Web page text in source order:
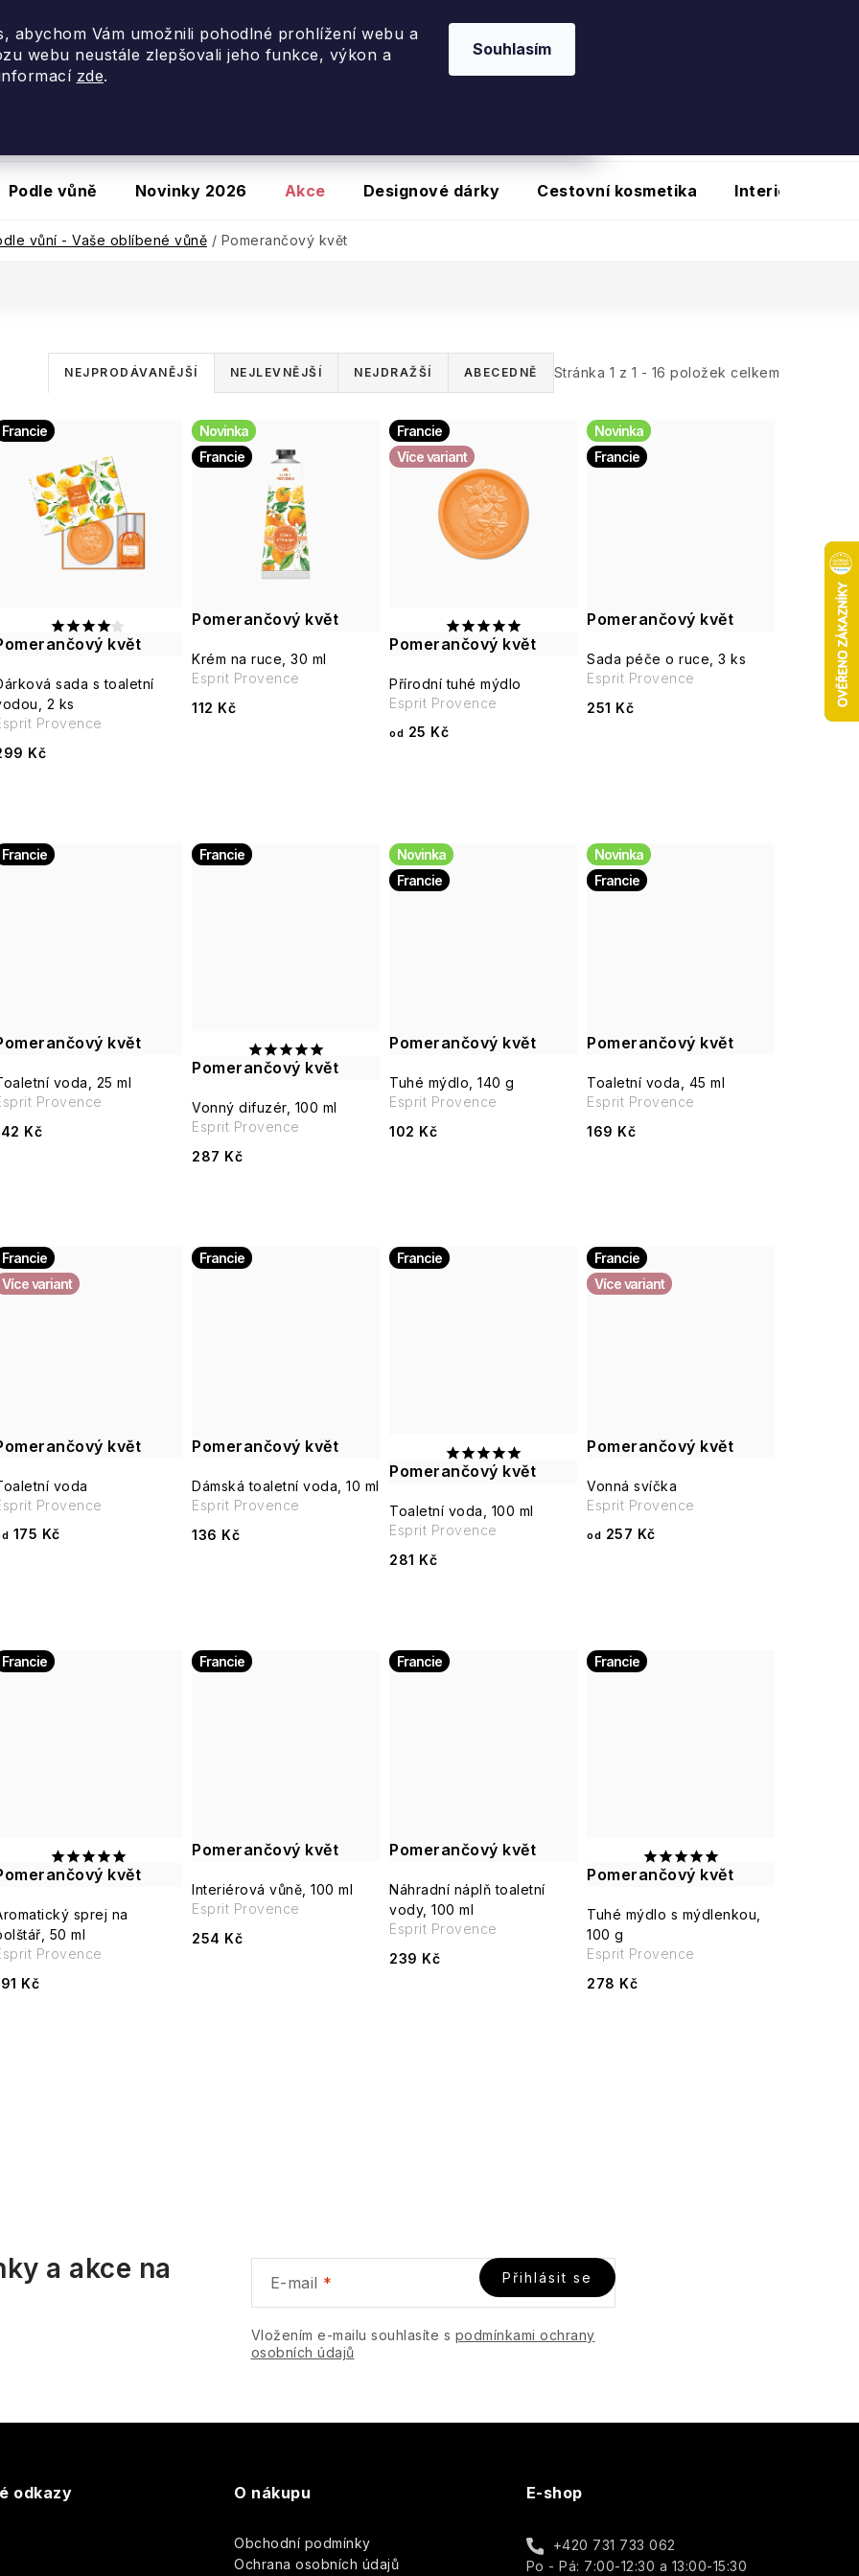
slevu20 % se slevovým kódem PORTUGALSKO20na vybrané produkty
abychom Vám umožnili pohodlné prohlížení webu a
webu neustále zlepšovali jeho funkce, výkon a
zde.
Souhlasím
Podle vůně Novinky 2026 Akce Designové dárky Cestovní kosmetika Interiérové
vůní - Vaše oblíbené vůně / Pomerančový květ
Stránka 1 z 1 - 16 položek celkem
Ř
a
z
e
n
p
r
o
d
t
NEJPRODÁVANĚJŠÍ NEJLEVNĚJŠÍ NEJDRAŽŠÍ ABECEDNĚ
květ
Francie
sada s toaletní
2 ks
Kč
Provence
Pomerančový květ
Novinka
Francie
Krém na ruce, 30 ml
112 Kč
Esprit Provence
Pomerančový květ
Francie
Více variant
Přírodní tuhé mýdlo
od 25 Kč
Esprit Provence
Pomerančový květ
Novinka
Francie
Sada péče o ruce, 3 ks
251 Kč
Esprit Provence
květ
Francie
voda, 25 ml
Kč
Provence
Pomerančový květ
Francie
Vonný difuzér, 100 ml
287 Kč
Esprit Provence
Pomerančový květ
Novinka
Francie
Tuhé mýdlo, 140 g
102 Kč
Esprit Provence
Pomerančový květ
Novinka
Francie
Toaletní voda, 45 ml
169 Kč
Esprit Provence
květ
Francie
Více variant
voda
175 Kč
Provence
Pomerančový květ
Francie
Dámská toaletní voda, 10 ml
136 Kč
Esprit Provence
Pomerančový květ
Francie
Toaletní voda, 100 ml
281 Kč
Esprit Provence
Pomerančový květ
Francie
Více variant
Vonná svíčka
od 257 Kč
Esprit Provence
květ
Francie
sprej na
50 ml
Kč
Provence
Pomerančový květ
Francie
Interiérová vůně, 100 ml
254 Kč
Esprit Provence
Pomerančový květ
Francie
Náhradní náplň toaletní
vody, 100 ml
239 Kč
Esprit Provence
Pomerančový květ
Francie
Tuhé mýdlo s mýdlenkou,
100 g
278 Kč
Esprit Provence
a akce na
E-mail
Vložením e-mailu souhlasíte s podmínkami ochrany
osobních údajů
Přihlásit se
odkazy O nákupu
Obchodní podmínky
Ochrana osobních údajů
E-shop
+420 731 733 062
Po - Pá: 7:00-12:30 a 13:00-15:30